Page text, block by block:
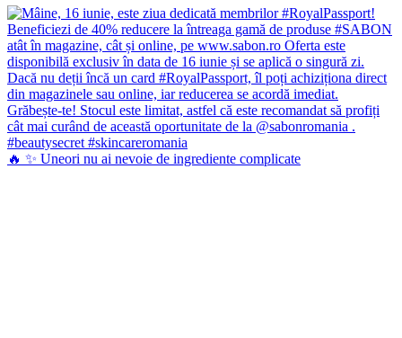
🔥 ✨ Uneori nu ai nevoie de ingrediente complicate